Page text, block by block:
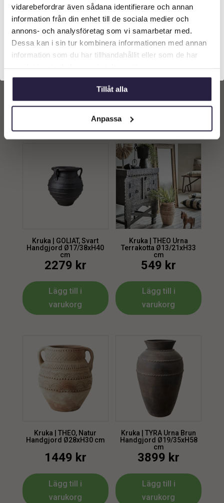
vidarebefordrar även sådana identifierare och annan
information från din enhet till de sociala medier och
annons- och analysföretag som vi samarbetar med.
Dessa kan i sin tur kombinera informationen med annan
information som du har tillhandahållit eller som de har
Tillåt alla
Anpassa
Kruka | CAMILLE, Vit/Brun
Ø29xH30 cm
Lägg till i
Kruka | GOLIAT, Brun
Handgjord Ø17/38xH40
Lägg till i
Kruka | GOLIAT, Svart
Handgjord Ø17/38xH40
cm
2279 kr
Lägg till i
varukorg
Kruka | THEO Urna
Terrakotta Ø13/21xH33
cm
549 kr
Lägg till i
varukorg
Kruka | THEO, Natur
Handgjord Ø28xH30 cm
1449 kr
Lägg till i
varukorg
Kruka | TYRA Urna Brun
Handgjord Ø19/35xH58
cm
3899 kr
Lägg till i
varukorg
Företagskund (exkl. moms)
Privatkund (inkl. moms)